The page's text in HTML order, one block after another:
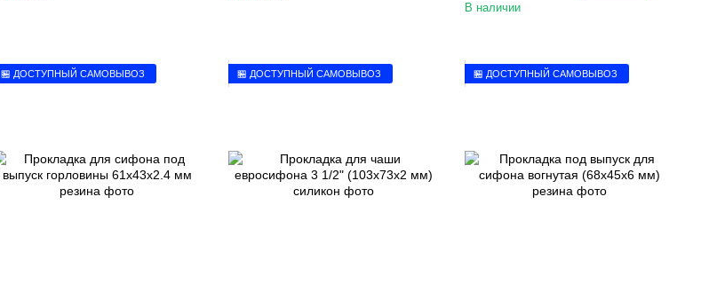
В наличии
🏪 ДОСТУПНЫЙ САМОВЫВОЗ 🏪 ДОСТУПНЫЙ САМОВЫВОЗ 🏪 ДОСТУПНЫЙ САМОВЫВОЗ